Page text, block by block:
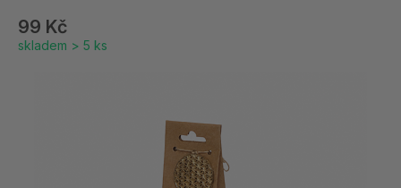
99 Kč
skladem > 5 ks